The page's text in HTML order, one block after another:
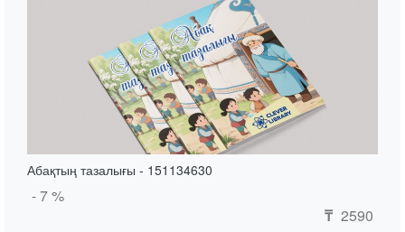
Абақтың тазалығы - 151134630
- 7 %
₸ 2590